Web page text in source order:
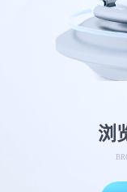
浏